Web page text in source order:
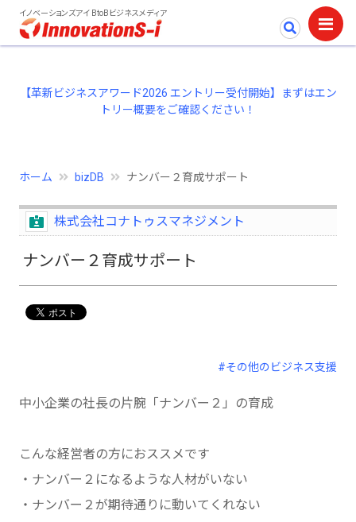
イノベーションズアイ BtoBビジネスメディア
【革新ビジネスアワード2026 エントリー受付開始】まずはエン
トリー概要をご確認ください！
ホーム bizDB ナンバー２育成サポート
株式会社コナトゥスマネジメント
ナンバー２育成サポート
#その他のビジネス支援
中小企業の社長の片腕「ナンバー２」の育成
こんな経営者の方におススメです
・ナンバー２になるような人材がいない
・ナンバー２が期待通りに動いてくれない